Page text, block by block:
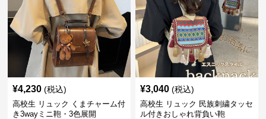
¥4,230 (税込)
高校生 リュック くまチャーム付
き3wayミニ鞄・3色展開
¥3,040 (税込)
高校生 リュック 民族刺繍タッセ
ル付きおしゃれ背負い鞄